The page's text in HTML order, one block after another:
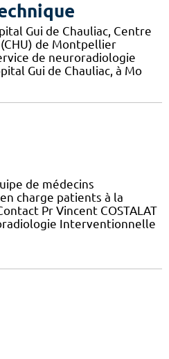
Gui de Chauliac, Centre
de Montpellier
de neuroradiologie
Gui de Chauliac, à Mo
de médecins
charge patients à la
Pr Vincent COSTALAT
Interventionnelle